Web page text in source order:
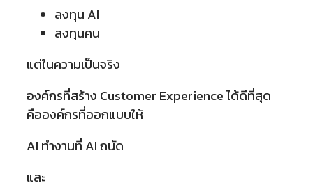
ลงทุน AI
ลงทุนคน
แต่ในความเป็นจริง
องค์กรที่สร้าง Customer Experience ได้ดีที่สุด
คือองค์กรที่ออกแบบให้
AI ทำงานที่ AI ถนัด
และ